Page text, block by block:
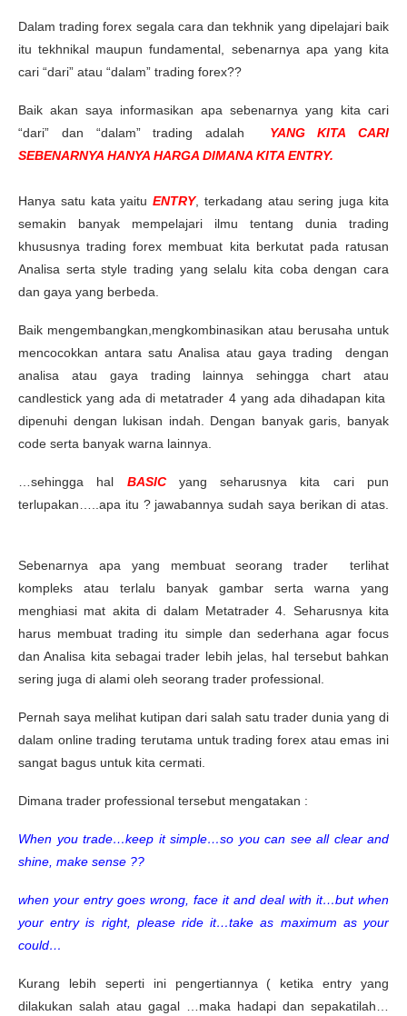
Dalam trading forex segala cara dan tekhnik yang dipelajari baik
itu tekhnikal maupun fundamental, sebenarnya apa yang kita
cari “dari” atau “dalam” trading forex??
Baik akan saya informasikan apa sebenarnya yang kita cari
“dari” dan “dalam” trading adalah YANG KITA CARI
SEBENARNYA HANYA HARGA DIMANA KITA ENTRY.
Hanya satu kata yaituENTRY, terkadang atau sering juga kita
semakin banyak mempelajari ilmu tentang dunia trading
khususnya trading forex membuat kita berkutat pada ratusan
Analisa serta style trading yang selalu kita coba dengan cara
dan gaya yang berbeda.
Baik mengembangkan,mengkombinasikan atau berusaha untuk
mencocokkan antara satu Analisa atau gaya trading dengan
analisa atau gaya trading lainnya sehingga chart atau
candlestick yang ada di metatrader 4 yang ada dihadapan kita
dipenuhi dengan lukisan indah. Dengan banyak garis, banyak
code serta banyak warna lainnya.
…sehingga hal BASICyang seharusnya kita cari pun
terlupakan…..apa itu ? jawabannya sudah saya berikan di atas.
Sebenarnya apa yang membuat seorang trader terlihat
kompleks atau terlalu banyak gambar serta warna yang
menghiasi mat akita di dalam Metatrader 4. Seharusnya kita
harus membuat trading itu simple dan sederhana agar focus
dan Analisa kita sebagai trader lebih jelas, hal tersebut bahkan
sering juga di alami oleh seorang trader professional.
Pernah saya melihat kutipan dari salah satu trader dunia yang di
dalam online trading terutama untuk trading forex atau emas ini
sangat bagus untuk kita cermati.
Dimana trader professional tersebut mengatakan :
When you trade…keep it simple…so you can see all clear and
shine, make sense ??
when your entry goes wrong, face it and deal with it…but when
your entry is right, please ride it…take as maximum as your
could…
Kurang lebih seperti ini pengertiannya ( ketika entry yang
dilakukan salah atau gagal …maka hadapi dan sepakatilah…